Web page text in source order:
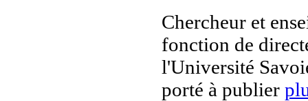
Chercheur et
fonction de
l'Université
porté à publier